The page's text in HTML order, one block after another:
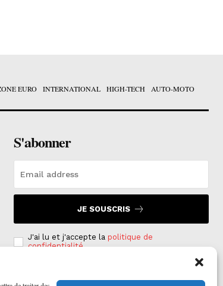
EURO INTERNATIONAL HIGH-TECH AUTO-MOTO
S'abonner
JE SOUSCRIS
J'ai lu et j'accepte la politique de
confidentialité.